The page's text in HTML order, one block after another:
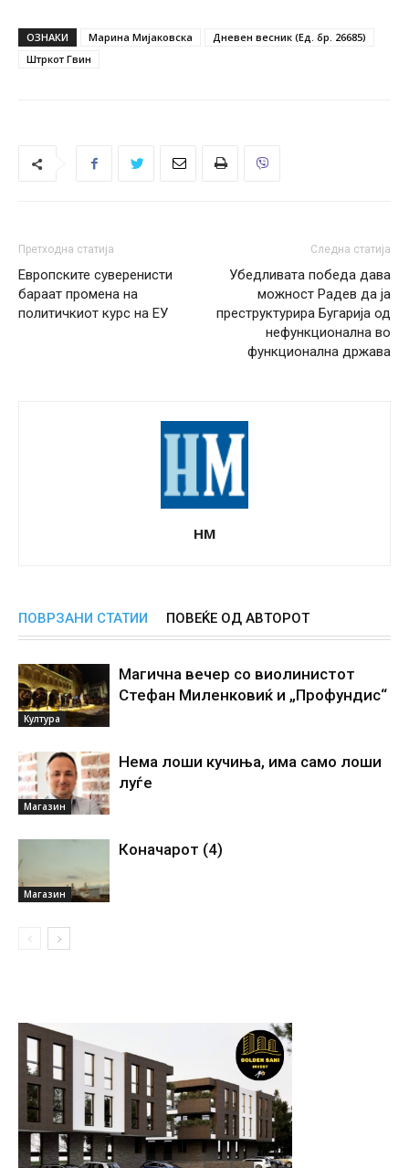
ОЗНАКИ Марина Мијаковска
Дневен весник (Ед. бр. 26685)
Штркот Гвин
Претходна статија
Европските суверенисти
бараат промена на
политичкиот курс на ЕУ
Следна статија
Убедливата победа дава
можност Радев да ја
преструктурира Бугарија од
нефункционална во
функционална држава
НМ
ПОВРЗАНИ СТАТИИ ПОВЕЌЕ ОД АВТОРОТ
Култура
Магична вечер со виолинистот
Стефан Миленковиќ и „Профундис“
Магазин
Нема лоши кучиња, има само лоши
луѓе
Магазин
Коначарот (4)